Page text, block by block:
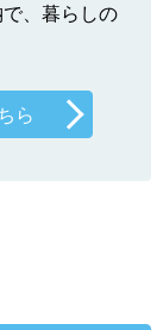
、暮らしの
ら